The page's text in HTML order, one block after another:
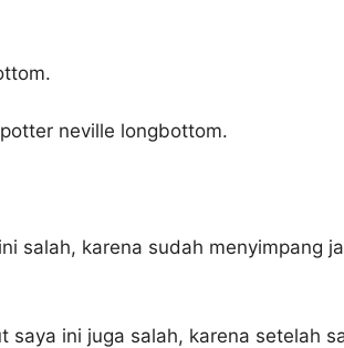
neville longbottom.
salah, karena sudah menyimpang
saya ini juga salah, karena setelah